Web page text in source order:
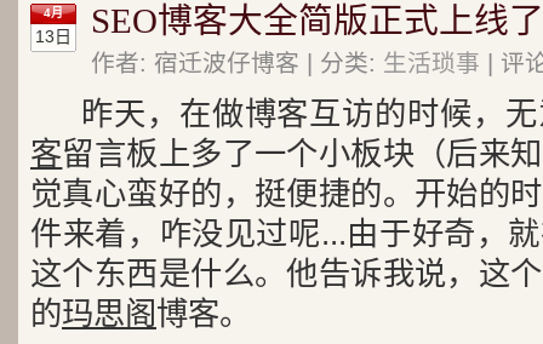
4月
13日 SEO博客大全简版正式上线了
作者: 宿迁波仔博客 | 分类: 生活琐事 | 评
昨天，在做博客互访的时候，
客留言板上多了一个小板块（后来
觉真心蛮好的，挺便捷的。开始的
件来着，咋没见过呢...由于好奇，
这个东西是什么。他告诉我说，这
的玛思阁博客。